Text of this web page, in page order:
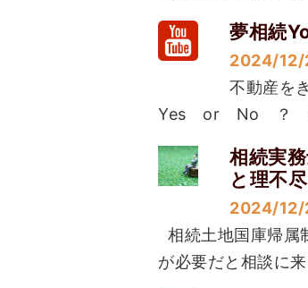
夢相続
2024/12/
不動産を
Yes or No ？ 続
相続実
と理不
2024/
相続土地国庫帰属
が必要だと相談に